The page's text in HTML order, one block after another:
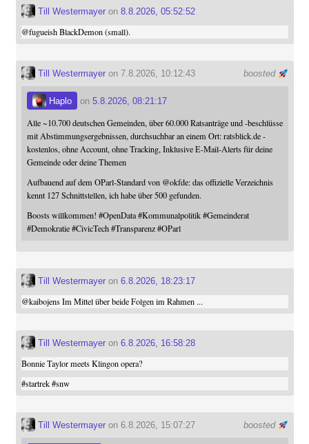
Till Westermayeron 8.8.2026, 05:52:52
@fugueishBlackDemon (small).
boosted
Till Westermayeron 7.8.2026, 10:12:43
Haplo on 5.8.2026, 08:21:17
Alle ~10.700 deutschen Gemeinden, über 60.000 Ratsanträge und -beschlüsse
mit Abstimmungsergebnissen, durchsuchbar an einem Ort: ratsblick.de -
kostenlos, ohne Account, ohne Tracking, Inklusive E-Mail-Alerts für deine
Gemeinde oder deine Themen
Aufbauend auf dem OParl-Standard von @okfde: das offizielle Verzeichnis
kennt 127 Schnittstellen, ich habe über 500 gefunden.
Boosts willkommen! #OpenData #Kommunalpolitik #Gemeinderat
#Demokratie #CivicTech #Transparenz #OParl
Till Westermayeron 6.8.2026, 18:23:17
@kaibojensIm Mittel über beide Folgen im Rahmen ...
Till Westermayeron 6.8.2026, 16:58:28
Bonnie Taylor meets Klingon opera?
#startrek #snw
boosted
Till Westermayeron 6.8.2026, 15:07:27